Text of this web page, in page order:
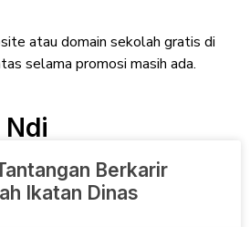
atau domain sekolah gratis di
selama promosi masih ada.
Berkarir
Ikatan Dinas